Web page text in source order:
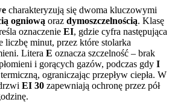
charakteryzują się dwoma kluczowymi
ogniową oraz dymoszczelnością. Klasę
oznaczenie EI, gdzie cyfra następująca
liczbę minut, przez które stolarka
Litera E oznacza szczelność – brak
i gorących gazów, podczas gdy I
ograniczając przepływ ciepła. W
EI 30 zapewniają ochronę przez pół